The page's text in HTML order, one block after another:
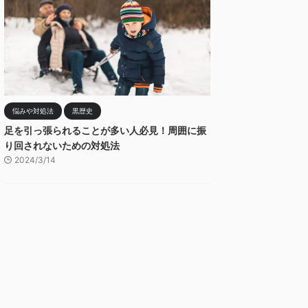
悩みや対処法 黒歴史
足を引っ張られることが多い人必見！周囲に振
り回されないための対処法
2024/3/14